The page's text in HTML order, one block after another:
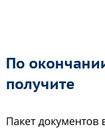
По
получите
Пакет документов